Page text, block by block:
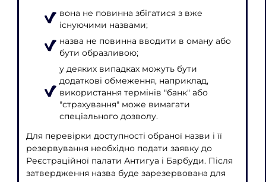
вона не повинна збігатися з вже
існуючими назвами;
назва не повинна вводити в оману або
бути образливою;
у деяких випадках можуть бути
додаткові обмеження, наприклад,
використання термінів "банк" або
"страхування" може вимагати
спеціального дозволу.
Для перевірки доступності обраної назви і її
резервування необхідно подати заявку до
Реєстраційної палати Антигуа і Барбуди. Після
затвердження назва буде зарезервована для